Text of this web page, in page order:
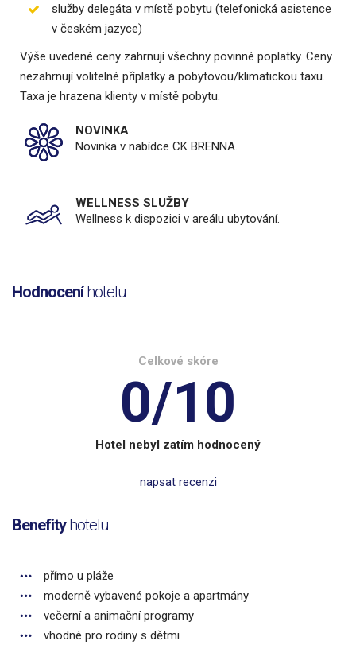
služby delegáta v místě pobytu (telefonická asistence
v českém jazyce)
Výše uvedené ceny zahrnují všechny povinné poplatky. Ceny
nezahrnují volitelné příplatky a pobytovou/klimatickou taxu.
Taxa je hrazena klienty v místě pobytu.
NOVINKA
Novinka v nabídce CK BRENNA.
WELLNESS SLUŽBY
Wellness k dispozici v areálu ubytování.
Hodnoceníhotelu
Celkové skóre
0/10
Hotel nebyl zatím hodnocený
napsat recenzi
Benefityhotelu
přímo u pláže
moderně vybavené pokoje a apartmány
večerní a animační programy
vhodné pro rodiny s dětmi